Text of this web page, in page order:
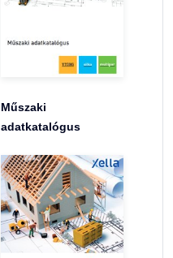
Műszaki
adatkatalógus